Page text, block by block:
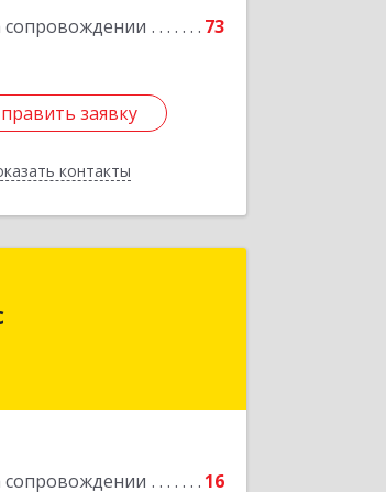
сопровождении 73
заявку
контакты
заявку
Назад
сопровождении 16
н, Абинск г, Парижской